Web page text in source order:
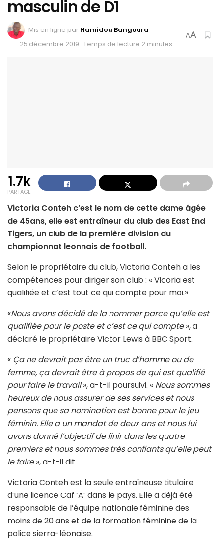
masculin de D1
Mis en ligne par Hamidou Bangoura
25 décembre 2019 Temps de lecture:2 minutes
AA
1.7k
PARTAGE
Victoria Conteh c’est le nom de cette dame âgée
de 45ans, elle est entraîneur du club des East End
Tigers, un club de la première division du
championnat leonnais de football.
Selon le propriétaire du club, Victoria Conteh a les
compétences pour diriger son club : « Vicoria est
qualifiée et c’est tout ce qui compte pour moi.»
«Nous avons décidé de la nommer parce qu’elle est
qualifiée pour le poste et c’est ce qui compte», a
déclaré le propriétaire Victor Lewis à BBC Sport.
« Ça ne devrait pas être un truc d’homme ou de
femme, ça devrait être à propos de qui est qualifié
pour faire le travail», a-t-il poursuivi. « Nous sommes
heureux de nous assurer de ses services et nous
pensons que sa nomination est bonne pour le jeu
féminin. Elle a un mandat de deux ans et nous lui
avons donné l’objectif de finir dans les quatre
premiers et nous sommes très confiants qu’elle peut
le faire», a-t-il dit
Victoria Conteh est la seule entraîneuse titulaire
d’une licence Caf ‘A’ dans le pays. Elle a déjà été
responsable de l’équipe nationale féminine des
moins de 20 ans et de la formation féminine de la
police sierra-léonaise.